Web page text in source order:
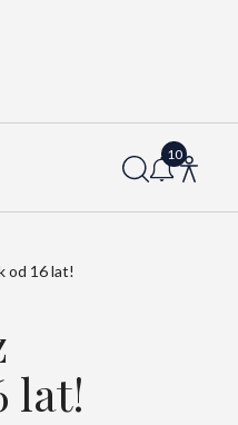
od 16 lat!
lat!